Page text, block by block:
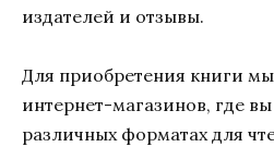
издателей и отзывы.
Для приобретения книги
интернет-магазинов, где
различных форматах для